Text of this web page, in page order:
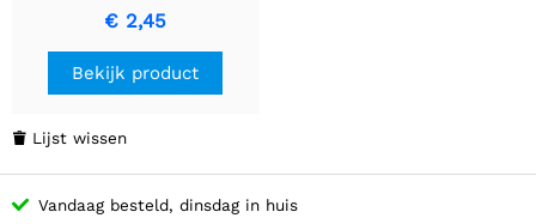
- Duurzame
Precisieweerstand
€ 2,45
Bekijk product
 Lijst wissen
Vandaag besteld, dinsdag in huis